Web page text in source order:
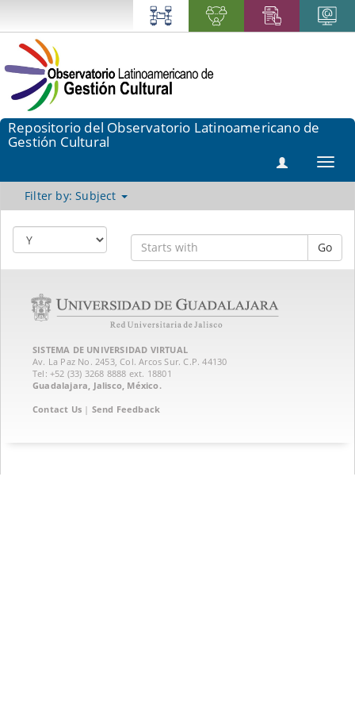
Repositorio del Observatorio Latinoamericano de
Gestión Cultural
Filter by: Subject
Go
SISTEMA DE UNIVERSIDAD VIRTUAL
Av. La Paz No. 2453, Col. Arcos Sur. C.P. 44130
Tel: +52 (33) 3268 8888‏ ext. 18801
Guadalajara, Jalisco, México.
Contact Us | Send Feedback